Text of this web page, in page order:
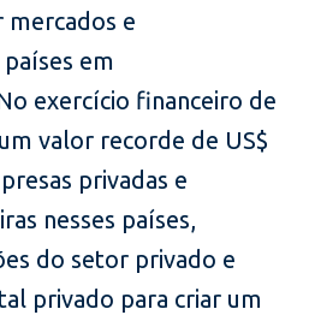
mercados e
em
exercício financeiro de
valor recorde de US$
privadas e
nesses países,
do setor privado e
privado para criar um